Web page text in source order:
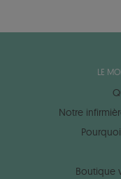
LE
Notre
Boutique